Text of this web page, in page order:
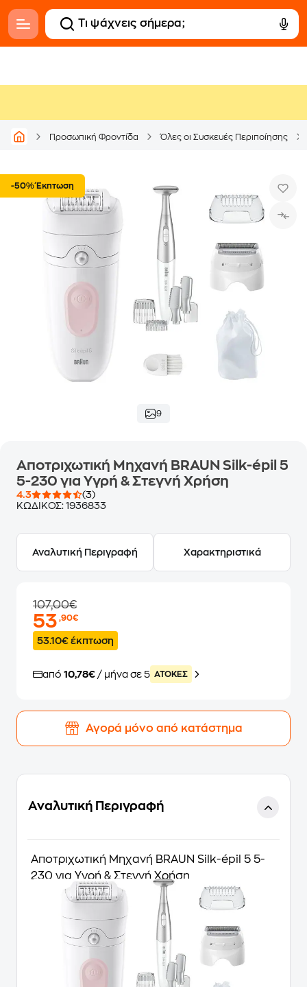
Προσωπική Φροντίδα Όλες οι Συσκευές Περιποίησης
-50% Έκπτωση
9
Αποτριχωτική Μηχανή BRAUN Silk-épil 5
5-230 για Υγρή & Στεγνή Χρήση
4.3
(3)
ΚΩΔΙΚΟΣ: 1936833
Αναλυτική Περιγραφή Χαρακτηριστικά
107,00€
53,90€
53.10€ έκπτωση
από 10,78€ / μήνα σε 5 ATOKEΣ
Αγορά μόνο από κατάστημα
Αναλυτική Περιγραφή
Αποτριχωτική Μηχανή BRAUN Silk-épil 5 5-
230 για Υγρή & Στεγνή Χρήση